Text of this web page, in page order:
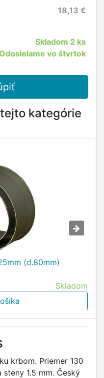
18,13 €
Skladom 2 ks
vo štvrtok
kategórie
(d.80mm)
Skladom
krbom. Priemer 130
1.5 mm. Český